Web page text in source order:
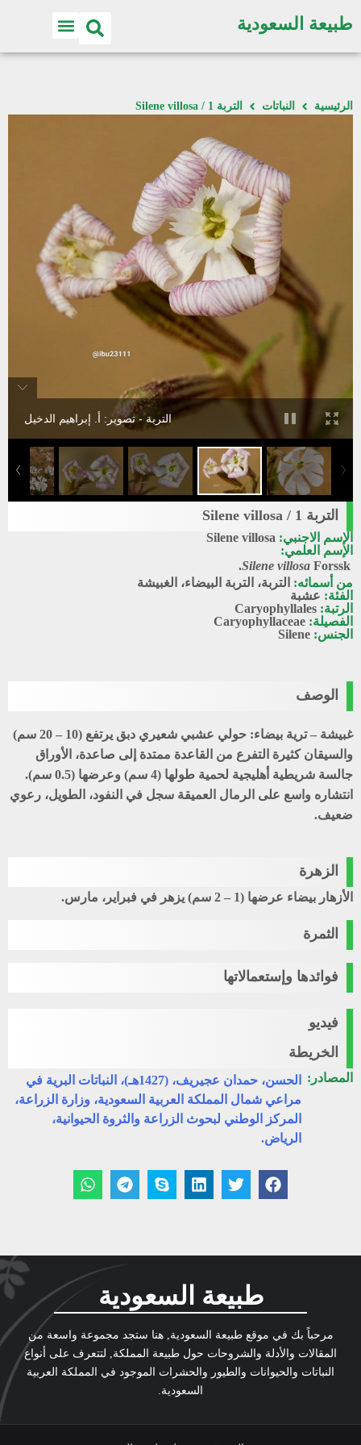
طبيعة السعودية
الرئيسية النباتات التربة 1 / Silene villosa
التربة - تصوير: أ. إبراهيم الدخيل
التربة 1 / Silene villosa
الإسم الاجنبي: Silene villosa
الإسم العلمي:
Silene villosa Forssk.
من أسمائه: التربة، التربة البيضاء، الغبيشة
الفئة: عشبة
الرتبة: Caryophyllales
الفصيلة: Caryophyllaceae
الجنس: Silene
الوصف
غبيشة – ترية بيضاء
: حولي عشبي شعيري دبق يرتفع (10 – 20 سم)
والسيقان كثيرة التفرع من القاعدة ممتدة إلى صاعدة، الأوراق
جالسة شريطية أهليجية لحمية طولها (4 سم) وعرضها (0.5 سم).
انتشاره واسع على الرمال العميقة سجل في النفود، الطويل، رعوي
ضعيف.
الزهرة
الأزهار بيضاء عرضها (1 – 2 سم) يزهر في فبراير، مارس.
الثمرة
فوائدها وإستعمالاتها
فيديو
الخريطة
المصادر:
الحسن، حمدان عجيريف، (1427هـ)، النباتات البرية في
مراعي شمال المملكة العربية السعودية، وزارة الزراعة،
المركز الوطني لبحوث الزراعة والثروة الحيوانية،
الرياض.
طبيعة السعودية
مرحباً بك في موقع طبيعة السعودية, هنا ستجد مجموعة واسعة من
المقالات والأدلة والشروحات حول طبيعة المملكة, لتتعرف على أنواع
النباتات والحيوانات والطيور والحشرات الموجود في المملكة العربية
السعودية.